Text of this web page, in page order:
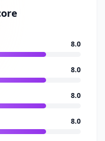
8.0
8.0
8.0
8.0